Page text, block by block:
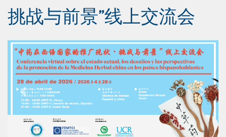
挑战与前景”线上交流会
Previous Next